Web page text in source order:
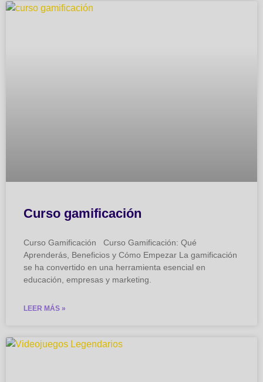
Curso gamificación
Curso Gamificación Curso Gamificación: Qué
Aprenderás, Beneficios y Cómo Empezar La gamificación
se ha convertido en una herramienta esencial en
educación, empresas y marketing.
LEER MÁS »